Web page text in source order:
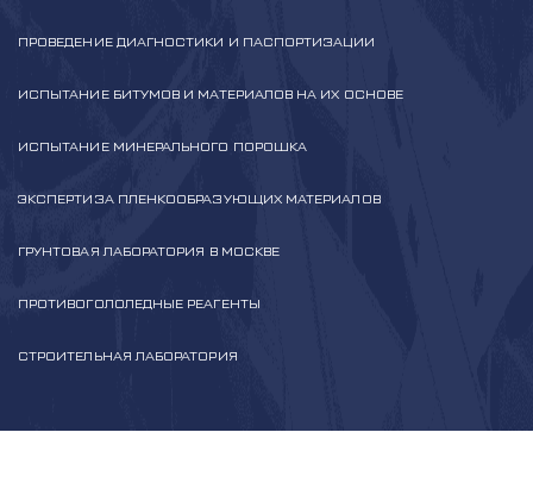
ПРОВЕДЕНИЕ ДИАГНОСТИКИ И ПАСПОРТИЗАЦИИ
ИСПЫТАНИЕ БИТУМОВ И МАТЕРИАЛОВ НА ИХ ОСНОВЕ
ИСПЫТАНИЕ МИНЕРАЛЬНОГО ПОРОШКА
ЭКСПЕРТИЗА ПЛЕНКООБРАЗУЮЩИХ МАТЕРИАЛОВ
ГРУНТОВАЯ ЛАБОРАТОРИЯ В МОСКВЕ
ПРОТИВОГОЛОЛЕДНЫЕ РЕАГЕНТЫ
СТРОИТЕЛЬНАЯ ЛАБОРАТОРИЯ